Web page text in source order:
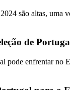
são altas,
de
pode enfrentar no